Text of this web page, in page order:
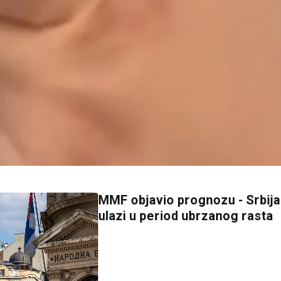
MMF objavio prognozu - Srbija
ulazi u period ubrzanog rasta